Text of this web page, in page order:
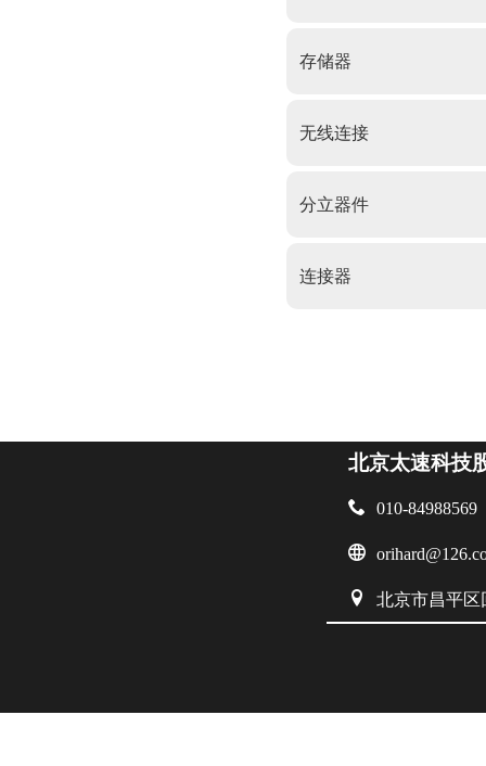
存储器
无线连接
分立器件
连接器
北京太速科技
 010-84988569

 北京市昌平区